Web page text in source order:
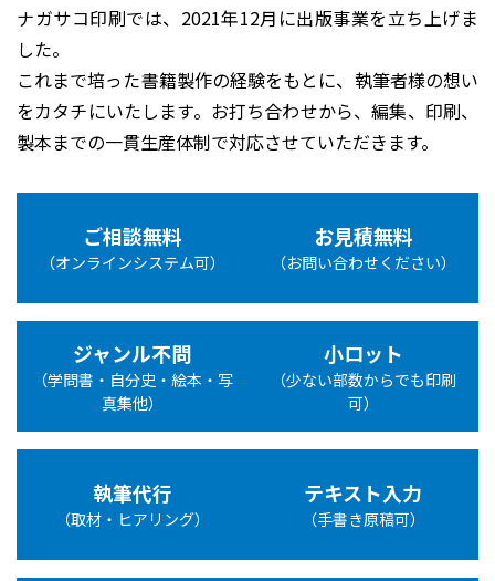
ナガサコ印刷では、2021年12月に出版事業を立ち上げま
した。
これまで培った書籍製作の経験をもとに、執筆者様の想い
をカタチにいたします。お打ち合わせから、編集、印刷、
製本までの一貫生産体制で対応させていただきます。
ご相談無料
（オンラインシステム可）
お見積無料
（お問い合わせください）
ジャンル不問
（学問書・自分史・絵本・写
真集他）
小ロット
（少ない部数からでも印刷
可）
執筆代行
（取材・ヒアリング）
テキスト入力
（手書き原稿可）